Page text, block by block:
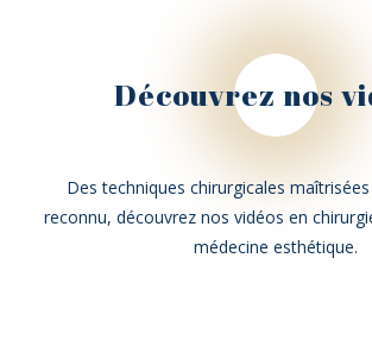
Découvrez nos
Des techniques chirurgicales
reconnu, découvrez nos vidéos en
médecine esthétique.